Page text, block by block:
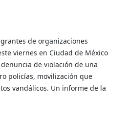
de organizaciones
viernes en Ciudad de México
de violación de una
policías, movilización que
vandálicos. Un informe de la